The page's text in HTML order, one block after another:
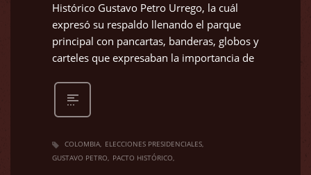
Histórico Gustavo Petro Urrego, la cuál
expresó su respaldo llenando el parque
principal con pancartas, banderas, globos y
carteles que expresaban la importancia de
COLOMBIA ELECCIONES PRESIDENCIALES
GUSTAVO PETRO
PACTO HISTÓRICO